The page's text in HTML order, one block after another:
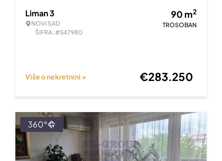
Liman 3
NOVI SAD
ŠIFRA: #547980
90 m2
TROSOBAN
Više o nekretnini > €283.250
360°